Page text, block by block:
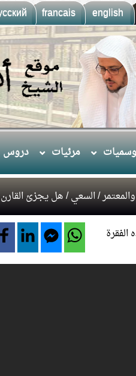
english
francais
مرئيات دروس
/السعي/ هل يجزئ